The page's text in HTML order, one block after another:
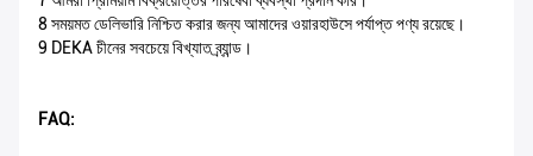
8 সময়মত ডেলিভারি নিশ্চিত করার জন্য আমাদের ওয়ারহাউসে পর্যাপ্ত পণ্য রয়েছে।
9 DEKA চীনের সবচেয়ে বিখ্যাত ব্র্যান্ড।
FAQ: